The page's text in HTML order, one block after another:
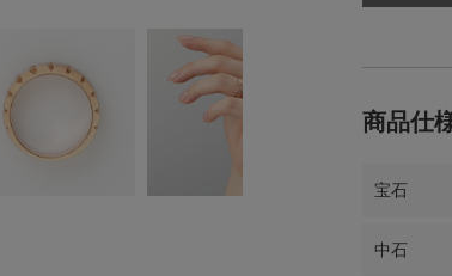
宝石
中石